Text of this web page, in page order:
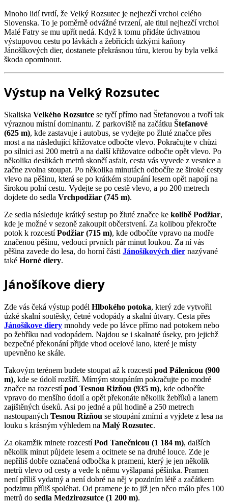
Mnoho lidí tvrdí, že Velký Rozsutec je nejhezčí vrchol celého
Slovenska. To je poměrně odvážné tvrzení, ale titul nejhezčí vrchol
Malé Fatry se mu upřít nedá. Když k tomu přidáte úchvatnou
výstupovou cestu po lávkách a žebřících úzkými kaňony
Jánošíkových dier, dostanete překrásnou túru, kterou by byla velká
škoda opominout.
Výstup na Velký Rozsutec
Skaliska Velkého Rozsutce se tyčí přímo nad Štefanovou a tvoří tak
výraznou místní dominantu. Z parkoviště na začátku Štefanové
(625 m), kde zastavuje i autobus, se vydejte po žluté značce přes
most a na následující křižovatce odbočte vlevo. Pokračujte v chůzi
po silnici asi 200 metrů a na další křižovatce odbočte opět vlevo. Po
několika desítkách metrů skončí asfalt, cesta vás vyvede z vesnice a
začne zvolna stoupat. Po několika minutách odbočíte ze široké cesty
vlevo na pěšinu, která se po krátkém stoupání lesem opět napojí na
širokou polní cestu. Vydejte se po cestě vlevo, a po 200 metrech
dojdete do sedla Vrchpodžiar (745 m).
Ze sedla následuje krátký sestup po žluté značce ke kolibě Podžiar,
kde je možné v sezoně zakoupit občerstvení. Za kolibou překročte
potok k rozcestíPodžiar (715 m), kde odbočíte vpravo na modře
značenou pěšinu, vedoucí prvních pár minut loukou. Za ní vás
pěšina zavede do lesa, do horní části Jánošíkových dier nazývané
také Horné diery.
Jánošíkove diery
Zde vás čeká výstup podél Hlbokého potoka, který zde vytvořil
úzké skalní soutěsky, četné vodopády a skalní útvary. Cesta přes
Jánošíkove diery mnohdy vede po lávce přímo nad potokem nebo
po žebříku nad vodopádem. Najdou se i skalnaté úseky, pro jejichž
bezpečné překonání přijde vhod ocelové lano, které je místy
upevněno ke skále.
Takovým terénem budete stoupat až k rozcestípod Pálenicou (900
m), kde se údolí rozšíří. Mírným stoupáním pokračujte po modré
značce na rozcestípod Tesnou Rizňou (935 m), kde odbočíte
vpravo do menšího údolí a opět překonáte několik žebříků a lanem
zajištěných úseků. Asi po jedné a půl hodině a 250 metrech
nastoupaných Tesnou Rizňou se stoupání zmírní a vyjdete z lesa na
louku s krásným výhledem na Malý Rozsutec.
Za okamžik minete rozcestíPod Tanečnicou (1 184 m), dalších
několik minut půjdete lesem a ocitnete se na druhé louce. Zde je
nepříliš dobře označená odbočka k prameni, který je jen několik
metrů vlevo od cesty a vede k němu vyšlapaná pěšinka. Pramen
není příliš vydatný a není dobré na něj v pozdním létě a začátkem
podzimu příliš spoléhat. Od pramene je to již jen něco málo přes 100
metrů do sedla Medzirozsutce (1 200 m).